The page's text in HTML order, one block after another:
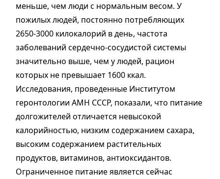
меньше, чем люди с нормальным весом. У
пожилых людей, постоянно потребляющих
2650-3000 килокалорий в день, частота
заболеваний сердечно-сосудистой системы
значительно выше, чем у людей, рацион
которых не превышает 1600 ккал.
Исследования, проведенные Институтом
геронтологии АМН СССР, показали, что питание
долгожителей отличается невысокой
калорийностью, низким содержанием сахара,
высоким содержанием растительных
продуктов, витаминов, антиоксидантов.
Ограниченное питание является сейчас